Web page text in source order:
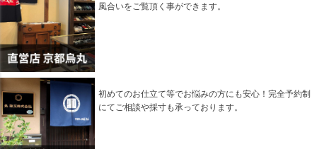
風合いをご覧頂く事ができます。
初めてのお仕立て等でお悩みの方にも安心！完全予約制
にてご相談や採寸も承っております。